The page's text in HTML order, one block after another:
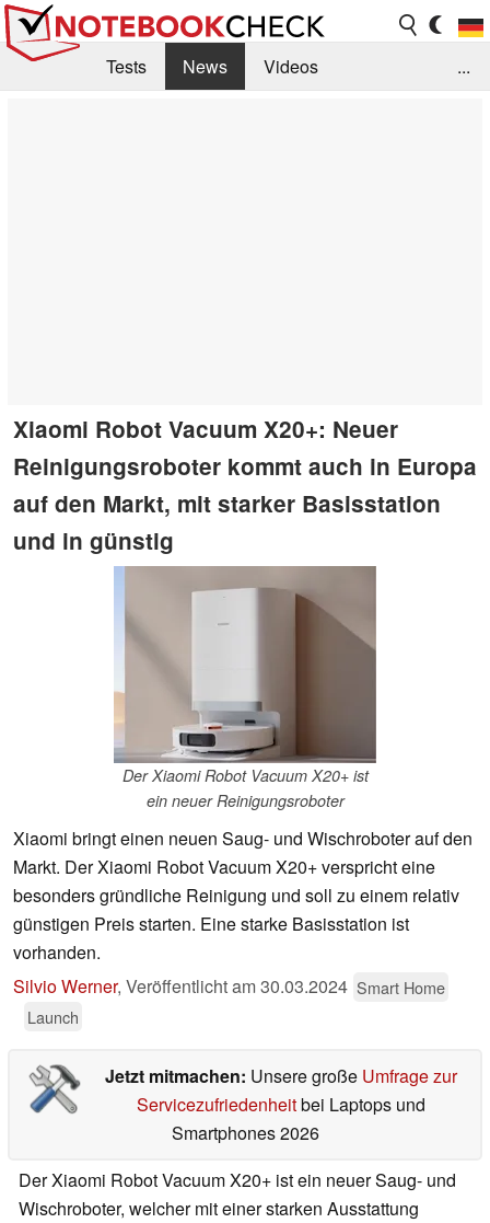
Tests News
Videos
...
Xiaomi Robot Vacuum X20+: Neuer
Reinigungsroboter kommt auch in Europa
auf den Markt, mit starker Basisstation
und in günstig
Der Xiaomi Robot Vacuum X20+ ist
ein neuer Reinigungsroboter
Xiaomi bringt einen neuen Saug- und Wischroboter auf den
Markt. Der Xiaomi Robot Vacuum X20+ verspricht eine
besonders gründliche Reinigung und soll zu einem relativ
günstigen Preis starten. Eine starke Basisstation ist
vorhanden.
Silvio Werner, Veröffentlicht am30.03.2024 Smart Home
Launch
Jetzt mitmachen: Unsere große Umfrage zur
Servicezufriedenheitbei Laptops und
Smartphones 2026
Der Xiaomi Robot Vacuum X20+ ist ein neuer Saug- und
Wischroboter, welcher mit einer starken Ausstattung